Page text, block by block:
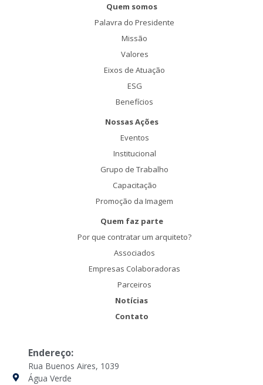
Quem somos
Palavra do Presidente
Missão
Valores
Eixos de Atuação
ESG
Benefícios
Nossas Ações
Eventos
Institucional
Grupo de Trabalho
Capacitação
Promoção da Imagem
Quem faz parte
Por que contratar um arquiteto?
Associados
Empresas Colaboradoras
Parceiros
Notícias
Contato
Endereço:
Rua Buenos Aires, 1039
Água Verde